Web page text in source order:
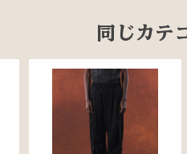
同じカテ